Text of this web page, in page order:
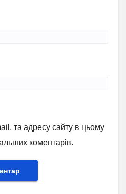
та адресу сайту в цьому
коментарів.